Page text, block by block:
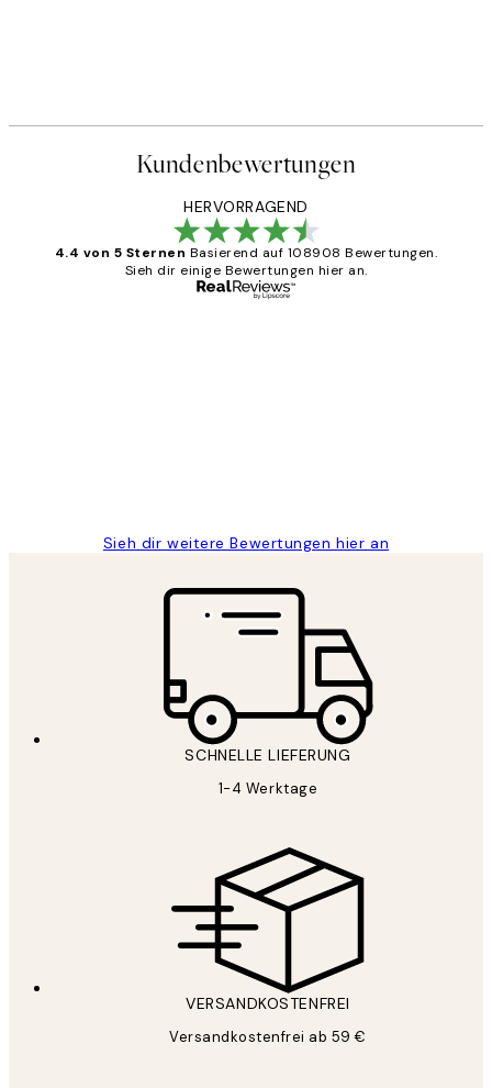
Kundenbewertungen
HERVORRAGEND
4.4 von 5 Sternen Basierend auf 108908 Bewertungen.
Sieh dir einige Bewertungen hier an.
Sieh dir weitere Bewertungen hier an
SCHNELLE LIEFERUNG
1-4 Werktage
VERSANDKOSTENFREI
Versandkostenfrei ab 59 €